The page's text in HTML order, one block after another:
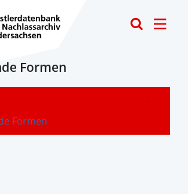
Formen
Formen
-